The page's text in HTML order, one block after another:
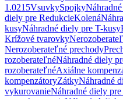
1.0215VsuvkySpojky
diely pre RedukcieKolená
kusyNáhradné diely pre T-kusy
Krížové tvarovky
Nerozoberateľné prechody
rozoberateľnéNáhradné diely
rozoberateľnéAxiálne
kompenzátoryZátkyNáhradné
vykurovanieNáhradné diely